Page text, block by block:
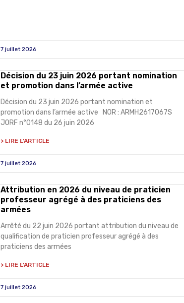
7 juillet 2026
Décision du 23 juin 2026 portant nomination
et promotion dans l’armée active
Décision du 23 juin 2026 portant nomination et
promotion dans l’armée active NOR : ARMH2617067S
JORF n°0148 du 26 juin 2026
> LIRE L'ARTICLE
7 juillet 2026
Attribution en 2026 du niveau de praticien
professeur agrégé à des praticiens des
armées
Arrêté du 22 juin 2026 portant attribution du niveau de
qualification de praticien professeur agrégé à des
praticiens des armées
> LIRE L'ARTICLE
7 juillet 2026